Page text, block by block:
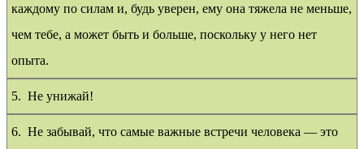
каждому по силам и, будь уверен, ему она тяжела не меньше,
чем тебе, а может быть и больше, поскольку у него нет
опыта.
5. Не унижай!
6. Не забывай, что самые важные встречи человека — это